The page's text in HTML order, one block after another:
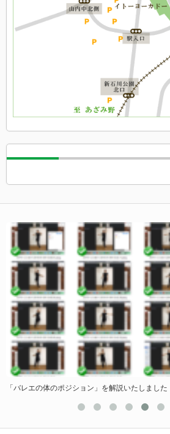
「バレエの体のポジション」を解説いたしました